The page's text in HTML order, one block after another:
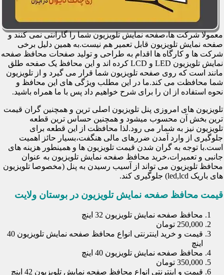
معمولا شرکت ها،صفحه نمایش تلویزیون شما را گارانتی نمی کنند و
صفحه نمایش تلویزیون قابل تعمیر هم نیست.به همین دلیل برخی
شرکت ها و کارگاه ها اقدام به طراحی و تولید صفحات محافظ صفحه
نمایش تلویزیون LED و LCD کرده اند و این محافظ یک صفحه طلق
مانند است که روی صفحه تلویزیون شما قرار می گیرد و از تلویزیون
شما محافظت می کند.ما در این مطلب ویژگی های این محافظ و
نحوه استفاده از ان را برای شرح خواهیم داد پس با ما همراه باشید.
تلویزیون های امروزی پنل تلویزیون اصلی ترین و همچنین گران قیمت
ترین بخش آن محسوب میشود و همچنین حساس ترین قطعه
تلویزیون نیز به شمار می رود.لذا محافظت از این قطعه برای
جلوگیری از وارد آمدن ضررهای مالی هنگفت،بسیار حائز اهمیت
است.با توجه به گران شدن قیمت تلویزیون ها و همینطور هزینه های
جانبی و تعمیرات،خرید محافظ صفحه نمایش تلویزیون به عنوان
محافظ تلویزیون می تواند از آسیب رسیدن به پنل (مخصوصا تلویزیون
های باریک led,lcd) جلوگیری کند.
قیمت محافظ صفحه نمایش تلویزیون در بوستان ولایت
محافظ صفحه نمایش تلویزیون 32 اینچ
250,000 تومان
قیمت و خرید اینترنتی انواع محافظ صفحه نمایش تلویزیون 40
اینچ
محافظ صفحه نمایش تلویزیون 40 اینچ
350,000 تومان
قیمت و اینترنتی انواع محافظ صفحه نمایش تلویزیون 42 اینچ